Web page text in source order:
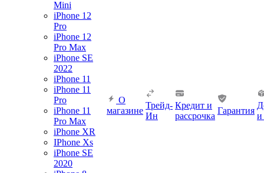
Mini
iPhone 12
Pro
iPhone 12
Pro Max
iPhone SE
2022
iPhone 11
iPhone 11
Pro
iPhone 11
Pro Max
iPhone XR
IPhone Xs
iPhone SE
2020
О
магазине
Трейд-
Ин
Кредит и
рассрочка
Гарантия
и